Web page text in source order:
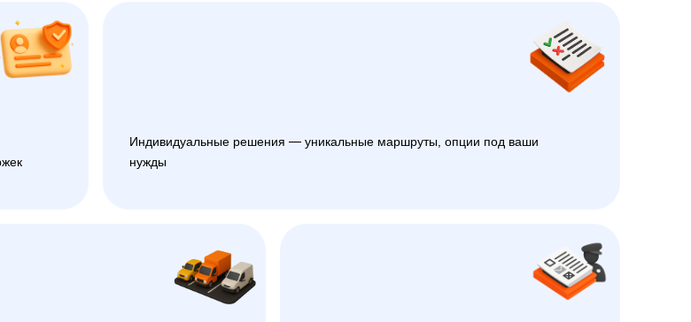
Индивидуальные решения — уникальные маршруты, опции под ваши
нужды